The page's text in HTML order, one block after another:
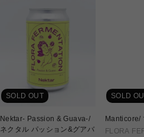
SOLD OUT
Nektar- Passion & Guava-/
ネクタル パッション&グアバ
SOLD
Manticore/
FLORA